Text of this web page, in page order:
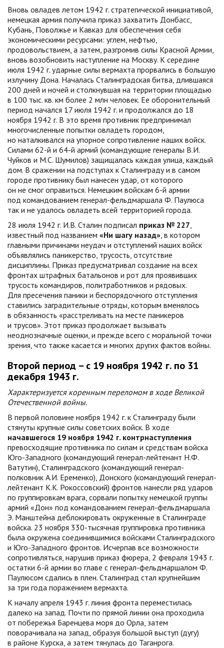
Вновь овладев летом 1942 г. стратегической инициативой,
немецкая армия получила приказ захватить Донбасс,
Кубань, Поволжье и Кавказ для обеспечения себя
экономическими ресурсами: углем, нефтью,
продовольствием, а затем, разгромив силы Красной Армии,
вновь возобновить наступление на Москву. К середине
июля 1942 г. ударные силы вермахта прорвались в большую
излучину Дона. Началась Сталинградская битва, длившаяся
200 дней и ночей и столкнувшая на территории площадью
в 100 тыс. кв. км более 2 млн человек. Ее оборонительный
период начался 17 июля 1942 г. и продолжался до 18
ноября 1942 г. В это время противник предпринимал
многочисленные попытки овладеть городом,
но наталкивался на упорное сопротивление наших войск.
Силами 62-й и 64-й армий (командующие генералы В.И.
Чуйков и М.С. Шумилов) защищалась каждая улица, каждый
дом. В сражении на подступах к Сталинграду и в самом
городе противнику был нанесен удар, от которого
он не смог оправиться. Немецким войскам 6-й армии
под командованием генерал-фельдмаршала Ф. Паулюса
так и не удалось овладеть всей территорией города.
28 июля 1942 г. И.В. Сталин подписал приказ № 227,
известный под названием «Ни шагу назад», в котором
главными причинами неудач и отступлений наших войск
объявлялись паникерство, трусость, отсутствие
дисциплины. Приказ предусматривал создание на всех
фронтах штрафных батальонов и рот для проявивших
трусость командиров, политработников и рядовых.
Для пресечения паники и беспорядочного отступления
ставились заградительные отряды, которым вменялось
в обязанность «расстреливать на месте паникеров
и трусов». Этот приказ продолжает вызывать
неоднозначные оценки, и прежде всего с моральной точки
зрения, что также касается и многих других фактов войны.
Второй период – с 19 ноября 1942 г. по 31
декабря 1943 г.
Характеризуется коренным переломом в ходе Великой
Отечественной войны.
В первой половине ноября 1942 г. к Сталинграду были
стянуты крупные силы советских войск. В ходе
начавшегося 19 ноября 1942 г. контрнаступления
превосходящие противника по силам и средствам войска
Юго-Западного (командующий генерал-лейтенант Н.Ф.
Ватутин), Сталинградского (командующий генерал-
полковник А.И. Еременко), Донского (командующий генерал-
лейтенант К.К. Рокоссовский) фронтов нанесли ряд ударов
по группировкам врага, сорвали попытку немецкой группы
армий «Дон» под командованием генерал-фельдмаршала
Э. Манштейна деблокировать окруженные в Сталинграде
войска. 23 ноября 330-тысячная группировка противника
была окружена соединившимися войсками Сталинградского
и Юго-Западного фронтов. Исчерпав все возможности
сопротивляться, нарушив приказ фюрера, 2 февраля 1943 г.
остатки 6-й армии во главе с генерал-фельдмаршалом Ф.
Паулюсом сдались в плен. Сталинград стал крупнейшим
за три года поражением вермахта.
К началу апреля 1943 г. линия фронта переместилась
далеко на запад. Почти по прямой линии она проходила
от побережья Баренцева моря до Орла, затем
поворачивала на запад, образуя большой выступ (дугу)
в районе Курска, а затем тянулась до Таганрога.